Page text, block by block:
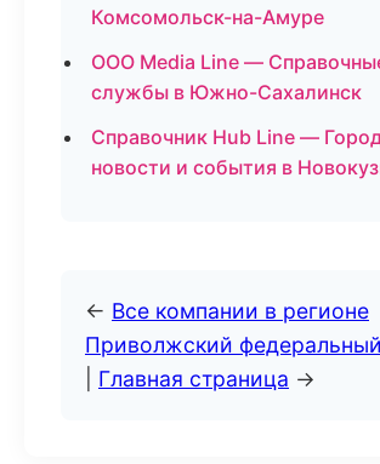
Комсомольск-на-Амуре
ООО Media Line —
службы в Южно-Сахалинск
Справочник Hub Line —
новости и события в
← Все компании в регионе
Приволжский
Главная страница →